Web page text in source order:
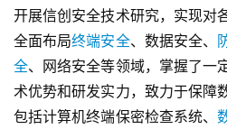
开展信创安全技术研究，实现对
全面布局终端安全、数据安全、
全、网络安全等领域，掌握了一
术优势和研发实力，致力于保障
包括计算机终端保密检查系统、